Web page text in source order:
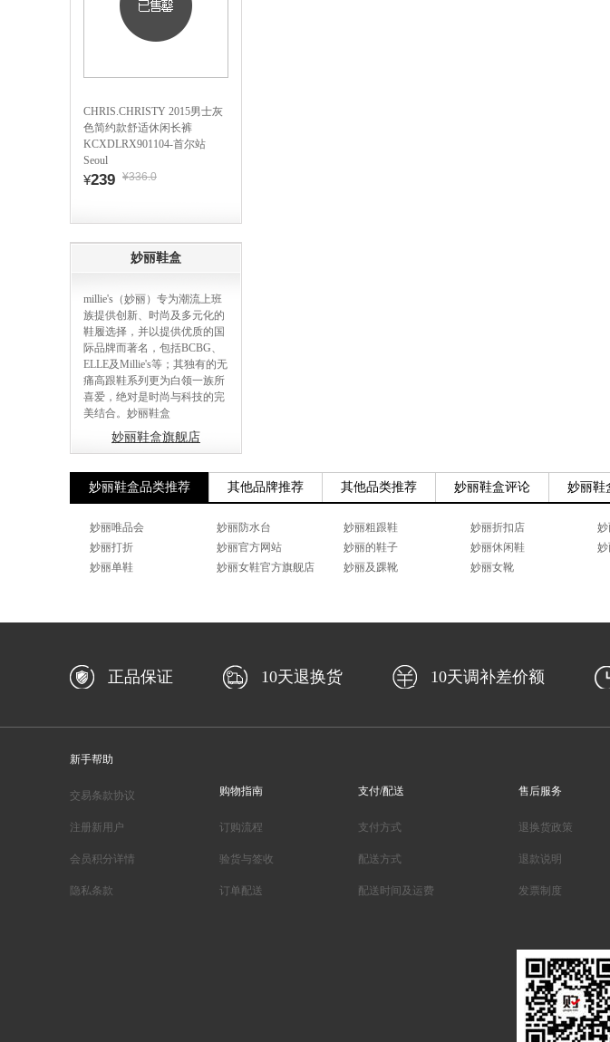
CHRIS.CHRISTY 2015男士灰
色简约款舒适休闲长裤
KCXDLRX901104-首尔站
Seoul
¥239 ¥336.0
妙丽鞋盒
millie's（妙丽）专为潮流上班
族提供创新、时尚及多元化的
鞋履选择，并以提供优质的国
际品牌而著名，包括BCBG、
ELLE及Millie's等；其独有的无
痛高跟鞋系列更为白领一族所
喜爱，绝对是时尚与科技的完
美结合。妙丽鞋盒
妙丽鞋盒旗舰店
妙丽鞋盒品类推荐 其他品牌推荐 其他品类推荐 妙丽鞋盒评论 妙丽鞋
妙丽唯品会 妙丽防水台 妙丽粗跟鞋 妙丽折扣店
妙丽打折
妙丽官方网站 妙丽的鞋子 妙丽休闲鞋 妙
妙丽单鞋
妙丽女鞋官方旗舰店 妙丽及踝靴 妙丽女靴
正品保证 10天退换货 10天调补差价额
新手帮助
交易条款协议
注册新用户
会员积分详情
隐私条款
购物指南
订购流程
验货与签收
订单配送
支付/配送
支付方式
配送方式
配送时间及运费
售后服务
退换货政策
退款说明
发票制度